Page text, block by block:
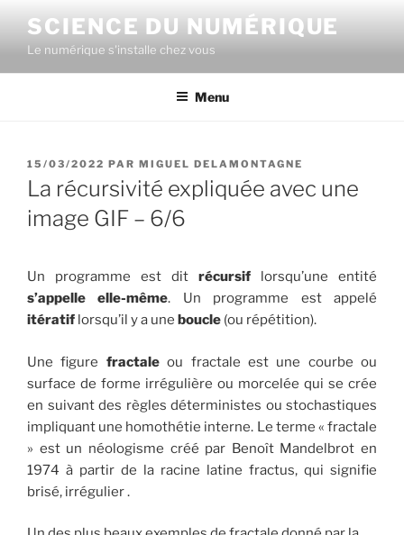
contenu
principal
SCIENCE DU NUMÉRIQUE
Le numérique s'installe chez vous
Menu
PUBLIÉ
LE
15/03/2022 PAR MIGUEL DELAMONTAGNE
La récursivité expliquée avec une
image GIF – 6/6
Un programme est dit récursif lorsqu’une entité
s’appelle elle-même. Un programme est appelé
itératif lorsqu’il y a une boucle (ou répétition).
Une figure fractaleou fractale est une courbe ou
surface de forme irrégulière ou morcelée qui se crée
en suivant des règles déterministes ou stochastiques
impliquant une homothétie interne. Le terme « fractale
» est un néologisme créé par Benoît Mandelbrot en
1974 à partir de la racine latine fractus, qui signifie
brisé, irrégulier .